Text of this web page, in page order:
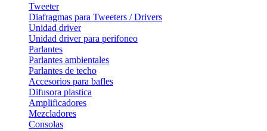
Tweeter
Diafragmas para Tweeters / Drivers
Unidad driver
Unidad driver para perifoneo
Parlantes
Parlantes ambientales
Parlantes de techo
Accesorios para bafles
Difusora plastica
Amplificadores
Mezcladores
Consolas